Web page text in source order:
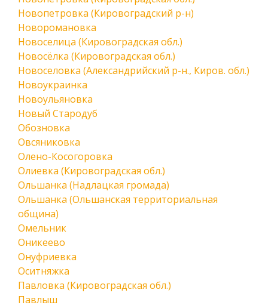
Новопетровка (Кировоградский р-н)
Новоромановка
Новоселица (Кировоградская обл.)
Новосёлка (Кировоградская обл.)
Новоселовка (Александрийский р-н., Киров. обл.)
Новоукраинка
Новоульяновка
Новый Стародуб
Обозновка
Овсяниковка
Олено-Косогоровка
Олиевка (Кировоградская обл.)
Ольшанка (Надлацкая громада)
Ольшанка (Ольшанская территориальная
община)
Омельник
Оникеево
Онуфриевка
Оситняжка
Павловка (Кировоградская обл.)
Павлыш